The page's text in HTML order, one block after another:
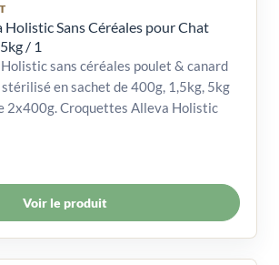
Sans Céréales pour Chat
/ 1
sans céréales poulet & canard
en sachet de 400g, 1,5kg, 5kg
2x400g. Croquettes Alleva Holistic
Voir le produit